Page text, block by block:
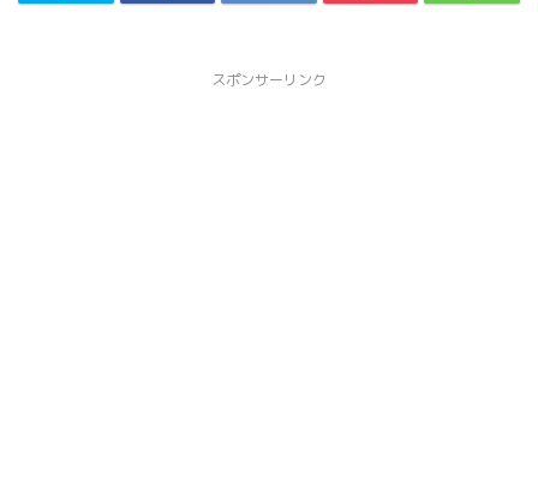
スポンサーリンク